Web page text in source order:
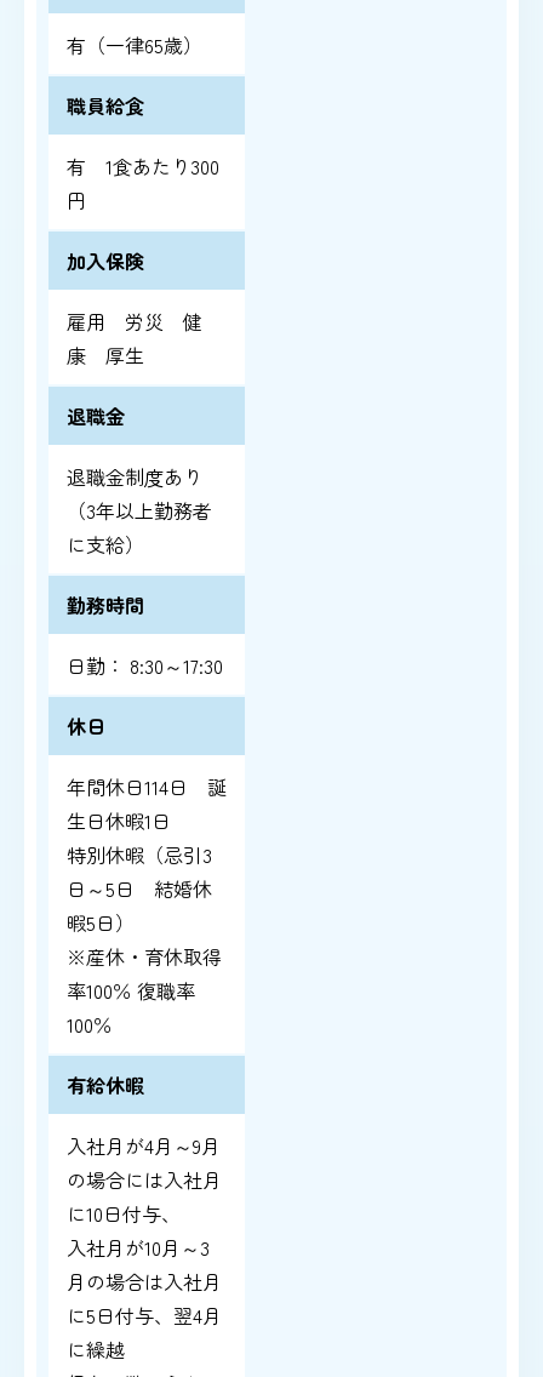
有（一律65歳）
職員給食
有 1食あたり300
円
加入保険
雇用 労災 健
康 厚生
退職金
退職金制度あり
（3年以上勤務者
に支給）
勤務時間
日勤： 8:30～17:30
休日
年間休日114日 誕
生日休暇1日
特別休暇（忌引3
日～5日 結婚休
暇5日）
※産休・育休取得
率100％ 復職率
100％
有給休暇
入社月が4月～9月
の場合には入社月
に10日付与、
入社月が10月～3
月の場合は入社月
に5日付与、翌4月
に繰越